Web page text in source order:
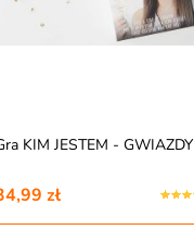
KIM JESTEM - GWIAZDY
zł